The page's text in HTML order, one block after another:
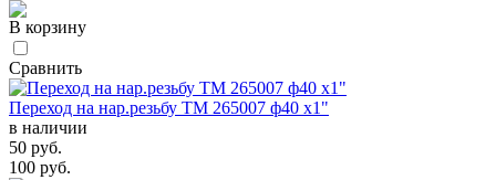
В корзину
Сравнить
Переход на нар.резьбу TM 265007 ф40 х1"
в наличии
50 руб.
100 руб.